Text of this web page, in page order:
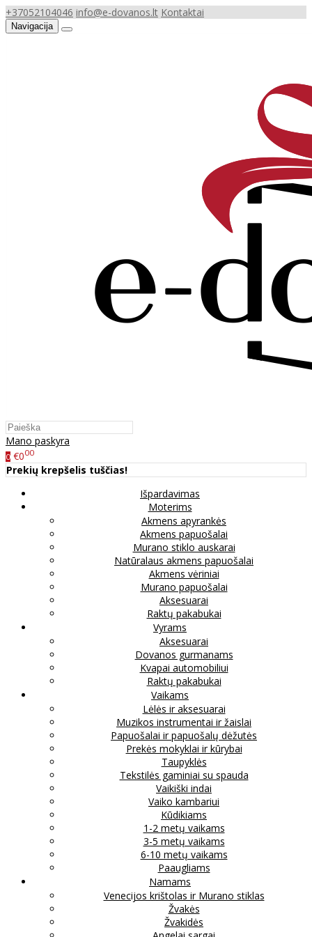
+37052104046 info@e-dovanos.lt Kontaktai
Navigacija
Mano paskyra
0 €000
Prekių krepšelis tuščias!
Išpardavimas
Moterims
Akmens apyrankės
Akmens papuošalai
Murano stiklo auskarai
Natūralaus akmens papuošalai
Akmens vėriniai
Murano papuošalai
Aksesuarai
Raktų pakabukai
Vyrams
Aksesuarai
Dovanos gurmanams
Kvapai automobiliui
Raktų pakabukai
Vaikams
Lėlės ir aksesuarai
Muzikos instrumentai ir žaislai
Papuošalai ir papuošalų dėžutės
Prekės mokyklai ir kūrybai
Taupyklės
Tekstilės gaminiai su spauda
Vaikiški indai
Vaiko kambariui
Kūdikiams
1-2 metų vaikams
3-5 metų vaikams
6-10 metų vaikams
Paaugliams
Namams
Venecijos krištolas ir Murano stiklas
Žvakės
Žvakidės